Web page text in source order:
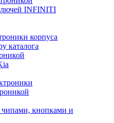
INFINITI
корпуса
каталога
кнопками и